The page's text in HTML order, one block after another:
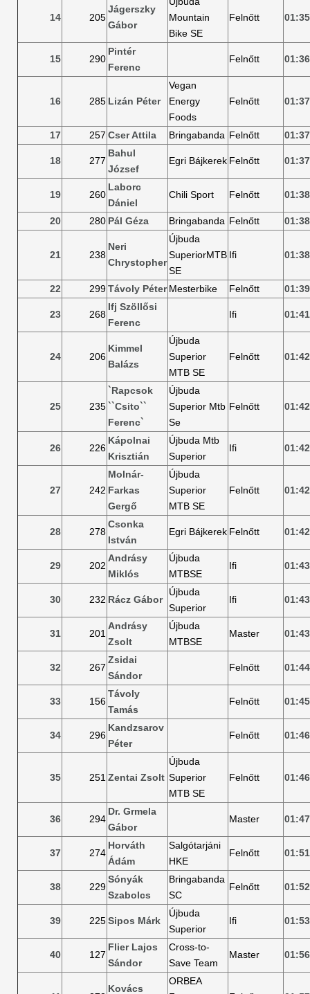
14 205
Jágerszky
Gábor
Mountain
Bike SE
Felnőtt
15 290
Pintér
Ferenc
Felnőtt
16 285 Lizán Péter
Vegan
Energy
Foods
Felnőtt
17 257 Cser Attila Bringabanda Felnőtt
18 277
Bahul
József
Egri Bájkerek Felnőtt
19 260
Laborc
Dániel
Chili Sport Felnőtt
20 280 Pál Géza Bringabanda Felnőtt
21 238
Neri
Chrystopher
Újbuda
SuperiorMTB
SE
Ifi
22 299Távoly Péter Mesterbike Felnőtt
23 268
Ifj Szöllősi
Ferenc
Ifi
24 206
Kimmel
Balázs
Újbuda
Superior
MTB SE
Felnőtt
25 235
`Rapcsok
``Csito``
Ferenc`
Újbuda
Superior Mtb
Se
Felnőtt
26 226
Kápolnai
Krisztián
Újbuda Mtb
Superior
Ifi
27 242
Molnár-
Farkas
Gergő
Újbuda
Superior
MTB SE
Felnőtt
28 278
Csonka
István
Egri Bájkerek Felnőtt
29 202
Andrásy
Miklós
Újbuda
MTBSE
Ifi
30 232 Rácz Gábor
Újbuda
Superior
Ifi
31 201
Andrásy
Zsolt
Újbuda
MTBSE
Master
32 267
Zsidai
Sándor
Felnőtt
33 156
Távoly
Tamás
Felnőtt
34 296
Kandzsarov
Péter
Felnőtt
35 251 Zentai Zsolt
Újbuda
Superior
MTB SE
Felnőtt
36 294
Dr. Grmela
Gábor
Master
37 274
Horváth
Ádám
Salgótarjáni
HKE
Felnőtt
38 229
Sónyák
Szabolcs
Bringabanda
SC
Felnőtt
39 225Sipos Márk
Újbuda
Superior
Ifi
40 127
Flier Lajos
Sándor
Cross-to-
Save Team
Master
Kovács
ORBEA